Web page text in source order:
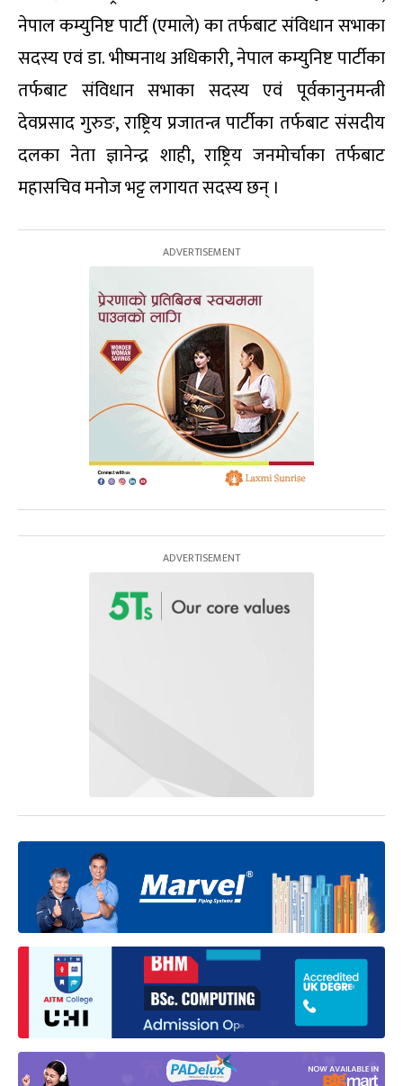
नेपाल कम्युनिष्ट पार्टी (एमाले) का तर्फबाट संविधान सभाका
सदस्य एवं डा. भीष्मनाथ अधिकारी, नेपाल कम्युनिष्ट पार्टीका
तर्फबाट संविधान सभाका सदस्य एवं पूर्वकानुनमन्त्री
देवप्रसाद गुरुङ, राष्ट्रिय प्रजातन्त्र पार्टीका तर्फबाट संसदीय
दलका नेता ज्ञानेन्द्र शाही, राष्ट्रिय जनमोर्चाका तर्फबाट
महासचिव मनोज भट्ट लगायत सदस्य छन् ।